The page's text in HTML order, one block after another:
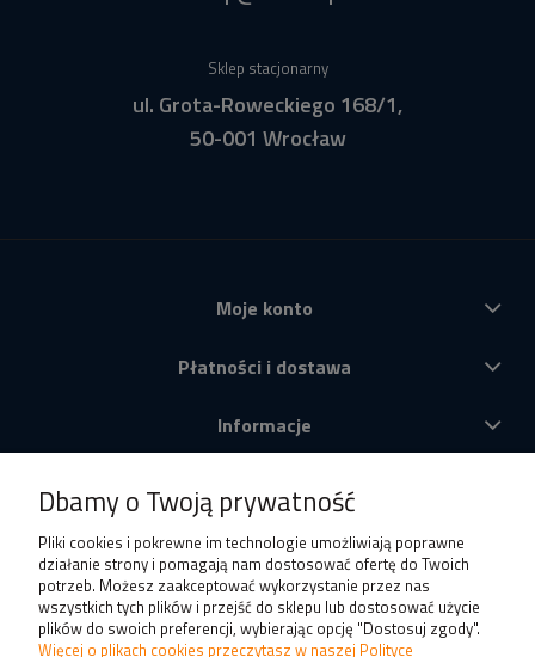
Sklep stacjonarny
ul. Grota-Roweckiego 168/1,
50-001 Wrocław
Moje konto
Płatności i dostawa
Informacje
Produkty
Dbamy o Twoją prywatność
Pliki cookies i pokrewne im technologie umożliwiają poprawne
działanie strony i pomagają nam dostosować ofertę do Twoich
potrzeb. Możesz zaakceptować wykorzystanie przez nas
wszystkich tych plików i przejść do sklepu lub dostosować użycie
plików do swoich preferencji, wybierając opcję "Dostosuj zgody".
Więcej o plikach cookies przeczytasz w naszej Polityce